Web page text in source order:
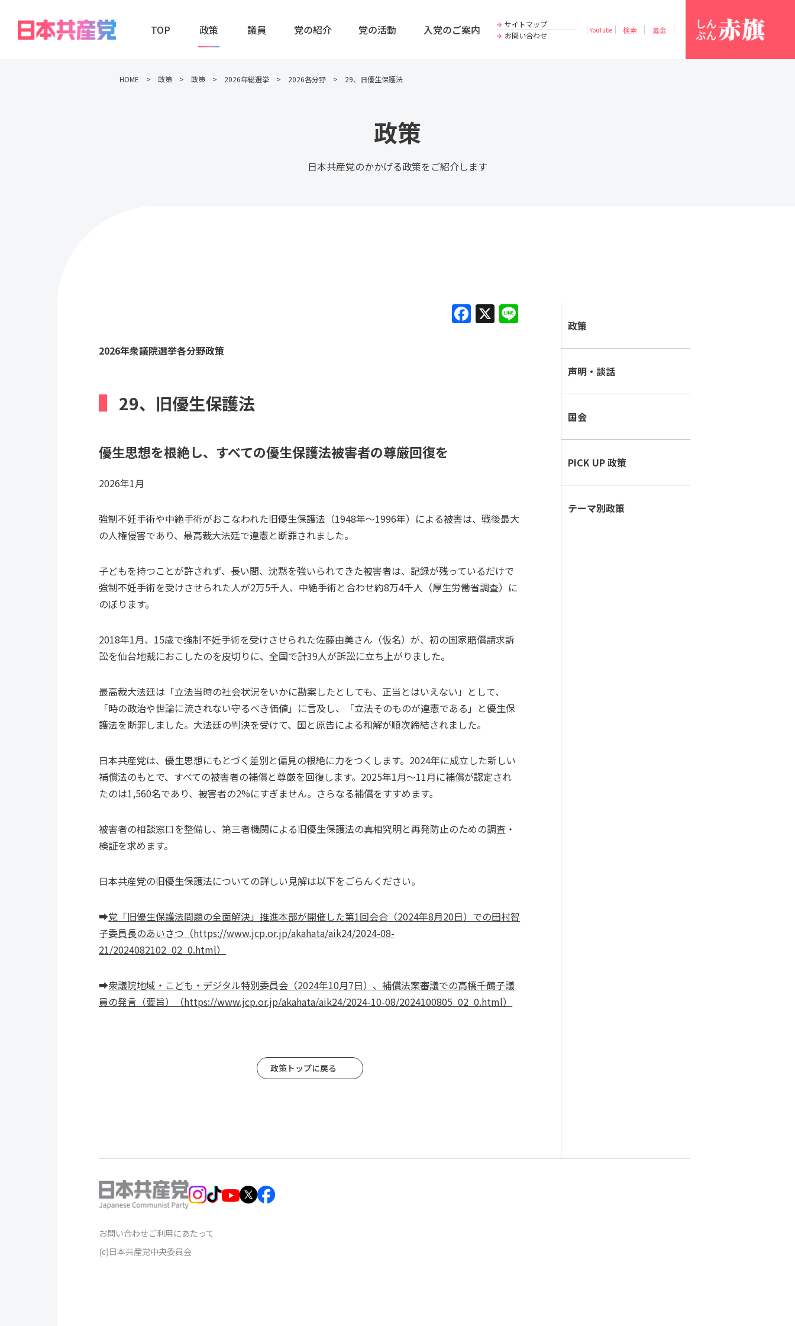
TOP 政策 議員 党の紹介 党の活動 入党のご案内
サイトマップ
お問い合わせ
YouTube 検索 募金
HOME 政策 政策 2026年総選挙 2026各分野 29、旧優生保護法
政策
日本共産党のかかげる政策をご紹介します
政策
声明・談話
国会
PICK UP 政策
テーマ別政策
F
a
X
2026年衆議院選挙各分野政策
29、旧優生保護法
優生思想を根絶し、すべての優生保護法被害者の尊厳回復を
2026年1月
強制不妊手術や中絶手術がおこなわれた旧優生保護法（1948年～1996年）による被害は、戦後最大
の人権侵害であり、最高裁大法廷で違憲と断罪されました。
子どもを持つことが許されず、長い間、沈黙を強いられてきた被害者は、記録が残っているだけで
強制不妊手術を受けさせられた人が2万5千人、中絶手術と合わせ約8万4千人（厚生労働省調査）に
のぼります。
2018年1月、15歳で強制不妊手術を受けさせられた佐藤由美さん（仮名）が、初の国家賠償請求訴
訟を仙台地裁におこしたのを皮切りに、全国で計39人が訴訟に立ち上がりました。
最高裁大法廷は「立法当時の社会状況をいかに勘案したとしても、正当とはいえない」として、
「時の政治や世論に流されない守るべき価値」に言及し、「立法そのものが違憲である」と優生保
護法を断罪しました。大法廷の判決を受けて、国と原告による和解が順次締結されました。
日本共産党は、優生思想にもとづく差別と偏見の根絶に力をつくします。2024年に成立した新しい
補償法のもとで、すべての被害者の補償と尊厳を回復します。2025年1月～11月に補償が認定され
たのは1,560名であり、被害者の2%にすぎません。さらなる補償をすすめます。
被害者の相談窓口を整備し、第三者機関による旧優生保護法の真相究明と再発防止のための調査・
検証を求めます。
日本共産党の旧優生保護法についての詳しい見解は以下をごらんください。
➡党「旧優生保護法問題の全面解決」推進本部が開催した第1回会合（2024年8月20日）での田村智
子委員長のあいさつ（https://www.jcp.or.jp/akahata/aik24/2024-08-
21/2024082102_02_0.html）
➡衆議院地域・こども・デジタル特別委員会（2024年10月7日）、補償法案審議での高橋千鶴子議
員の発言（要旨）（https://www.jcp.or.jp/akahata/aik24/2024-10-08/2024100805_02_0.html）
政策トップに戻る
お問い合わせご利用にあたって
(c)日本共産党中央委員会